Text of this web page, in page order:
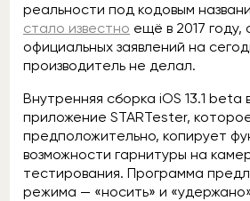
реальности под кодовым
стало известно ещё в 2017 году,
официальных заявлений на
производитель не делал.
Внутренняя сборка iOS 13.1
приложение STARTester,
предположительно, копирует
возможности гарнитуры на
тестирования. Программа
режима — «носить» и